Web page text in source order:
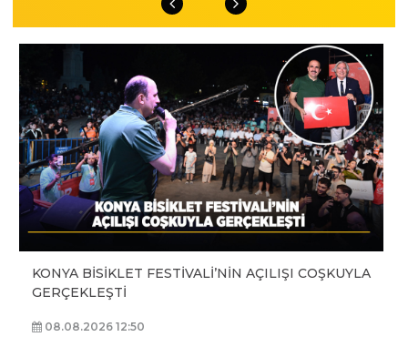
KONYA BİSİKLET FESTİVALİ’NİN AÇILIŞI COŞKUYLA
GERÇEKLEŞTİ
08.08.2026 12:50